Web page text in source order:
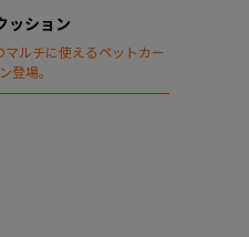
ッション
ルチに使えるペットカー
登場。